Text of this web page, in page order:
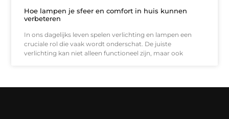
Hoe lampen je sfeer en comfort in huis kunnen
verbeteren
In ons dagelijks leven spelen verlichting en lampen een
cruciale rol die vaak wordt onderschat. De juiste
verlichting kan niet alleen functioneel zijn, maar ook